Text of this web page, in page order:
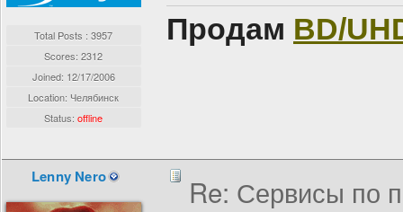
Total Posts : 3957
Scores: 2312
Joined: 12/17/2006
Location: Челябинск
Status:offline
Продам BD/
Lenny Nero
Re: Сервисы по